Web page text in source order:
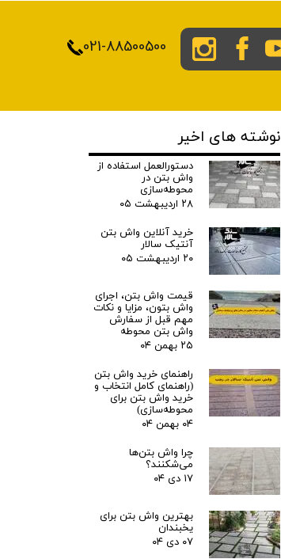
021-88500500
نوشته های اخیر
دستورالعمل استفاده از
واش بتن در
محوطه‌سازی
۲۸ اردیبهشت ۰۵
خرید آنلاین واش بتن
آنتیک سالار
۲۰ اردیبهشت ۰۵
قیمت واش بتن، اجرای
واش بتون، مزایا و نکات
مهم قبل از سفارش
واش بتن محوطه
۲۵ بهمن ۰۴
راهنمای خرید واش بتن
(راهنمای کامل انتخاب و
خرید واش بتن برای
محوطه‌سازی)
۰۴ بهمن ۰۴
چرا واش بتن‌ها
می‌شکنند؟
۱۷ دی ۰۴
بهترین واش بتن برای
یخبندان
۰۷ دی ۰۴